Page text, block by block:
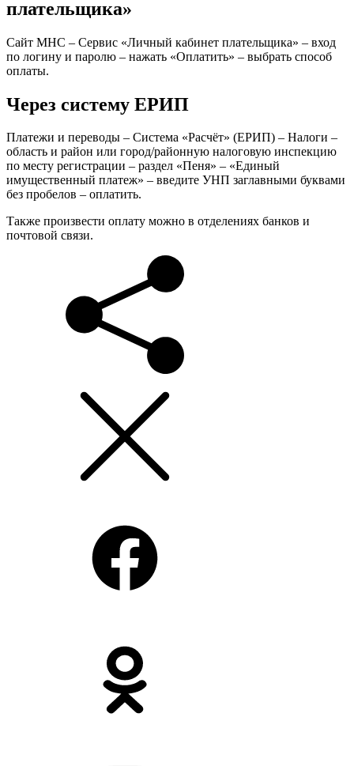
плательщика»
Сайт МНС – Сервис «Личный кабинет плательщика» – вход
по логину и паролю – нажать «Оплатить» – выбрать способ
оплаты.
Через систему ЕРИП
Платежи и переводы – Система «Расчёт» (ЕРИП) – Налоги –
область и район или город/районную налоговую инспекцию
по месту регистрации – раздел «Пеня» – «Единый
имущественный платеж» – введите УНП заглавными буквами
без пробелов – оплатить.
Также произвести оплату можно в отделениях банков и
почтовой связи.